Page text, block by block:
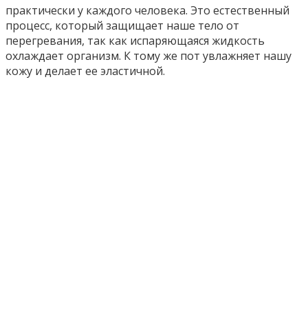
практически у каждого человека. Это естественный
процесс, который защищает наше тело от
перегревания, так как испаряющаяся жидкость
охлаждает организм. К тому же пот увлажняет нашу
кожу и делает ее эластичной.